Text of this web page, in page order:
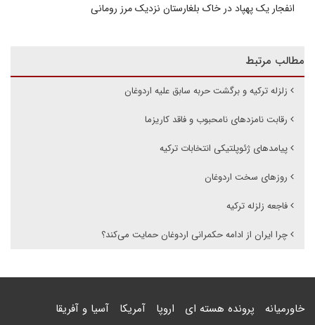
انفجار یک پهپاد در خاک بلغارستان نزدیک مرز رومانی
مطالب مرتبط
زلزله ترکیه و برگشت حربه سابق علیه اردوغان
رقابت نامزدهای نامحبوب و فاقد کاریزما
پیامدهای ژئوپلتیکی انتخابات ترکیه
روزهای سخت اردوغان
فاجعه زلزله ترکیه
چرا ایران از ادامه حکمرانی اردوغان حمایت می‌کند؟
خاورمیانه پرونده هسته ای اروپا آمریکا آسیا و آفریقا